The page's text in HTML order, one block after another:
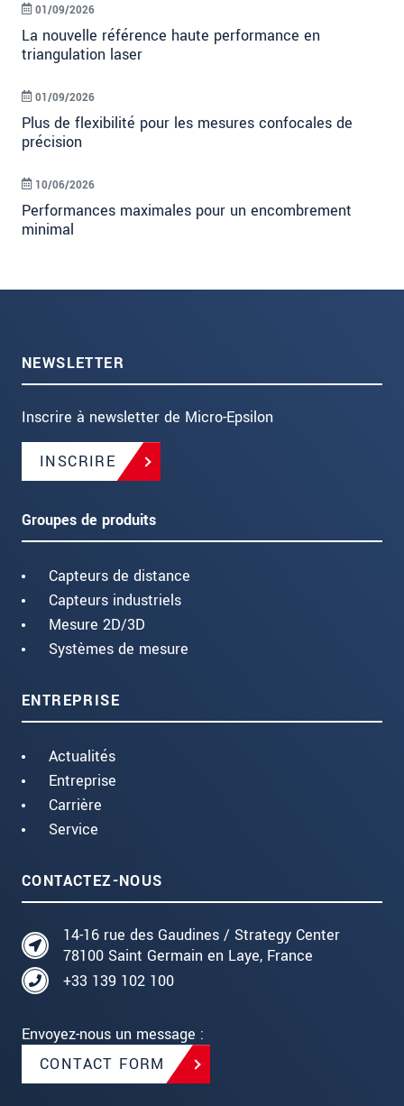
La nouvelle référence haute performance en
triangulation laser
01/09/2026
Plus de flexibilité pour les mesures confocales de
précision
01/09/2026
Performances maximales pour un encombrement
minimal
10/06/2026
NEWSLETTER
Inscrire à newsletter de Micro-Epsilon
INSCRIRE
Groupes de produits
Capteurs de distance
Capteurs industriels
Mesure 2D/3D
Systèmes de mesure
ENTREPRISE
Actualités
Entreprise
Carrière
Service
CONTACTEZ-NOUS
14-16 rue des Gaudines / Strategy Center
78100 Saint Germain en Laye, France
+33 139 102 100
Envoyez-nous un message :
CONTACT FORM